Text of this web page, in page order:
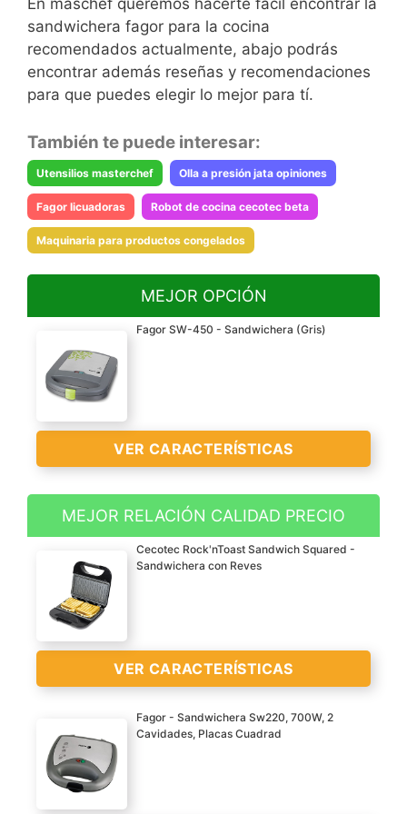
En maschef queremos hacerte fácil encontrar la
sandwichera fagor para la cocina
recomendados actualmente, abajo podrás
encontrar además reseñas y recomendaciones
para que puedes elegir lo mejor para tí.
También te puede interesar:
Utensilios masterchef Olla a presión jata opiniones
Fagor licuadoras Robot de cocina cecotec beta
Maquinaria para productos congelados
MEJOR OPCIÓN
Fagor SW-450 - Sandwichera (Gris)
VER CARACTERÍSTICAS
N sandwiches 4
Placas antiadherentes
Potencia (watios) 640-
760w
VER
CARACTERÍSTICAS
MEJOR RELACIÓN CALIDAD PRECIO
Cecotec Rock'nToast Sandwich Squared -
Sandwichera con Reves
VER CARACTERÍSTICAS
Sandwichera con
capacidad para 2
Fagor - Sandwichera Sw220, 700W, 2
Cavidades, Placas Cuadrad